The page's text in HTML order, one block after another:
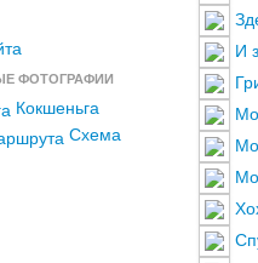
ФОТОГРАФИИ
Кокшеньга
Схема
И